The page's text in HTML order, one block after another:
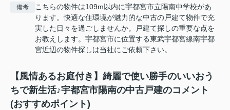
備考
こちらの物件は109m以内に宇都宮市立陽南中学校があ
ります。快適な住環境が魅力的な中古の戸建て物件で充
実した日々を過ごしませんか。戸建て探しの重要な点を
お教えします。宇都宮市に位置する東武宇都宮線南宇都
宮近辺の物件探しは当社にご依頼下さい。
【風情あるお庭付き】綺麗で使い勝手のいいおう
ちで新生活♪宇都宮市陽南の中古戸建のコメント
(おすすめポイント)